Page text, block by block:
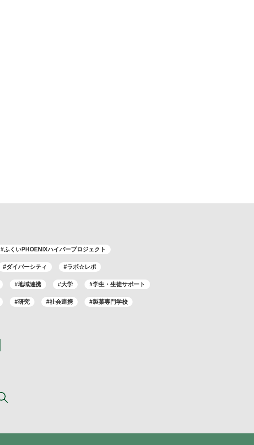
#ふくいPHOENIXハイパープロジェクト
#ダイバーシティ #ラボ☆レポ
#地域連携 #大学 #学生・生徒サポート
#研究 #社会連携 #製菓専門学校